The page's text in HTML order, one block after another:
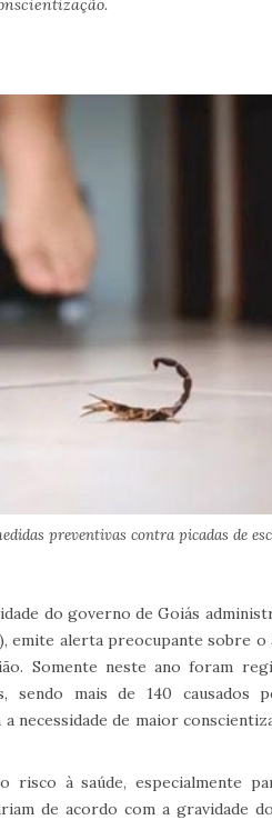
preventivas contra picadas de
do governo de Goiás
emite alerta preocupante sobre
Somente neste ano foram
sendo mais de 140 causados
necessidade de maior
à saúde, especialmente
de acordo com a gravidade